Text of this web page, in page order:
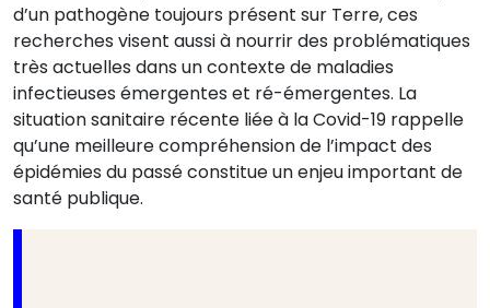
d’un pathogène toujours présent sur Terre, ces
recherches visent aussi à nourrir des problématiques
très actuelles dans un contexte de maladies
infectieuses émergentes et ré-émergentes. La
situation sanitaire récente liée à la Covid-19 rappelle
qu’une meilleure compréhension de l’impact des
épidémies du passé constitue un enjeu important de
santé publique.